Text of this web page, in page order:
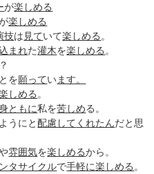
が楽しめる
楽しめる
技は 見ていて楽しめる 。
まれた灌木を楽しめる 。
を願っています。
しめる 。
ともに私を苦しめる。
ようにと配慮して くれたんだと思
雰囲気を楽しめるから。
タサイクルで手軽に楽しめる 。